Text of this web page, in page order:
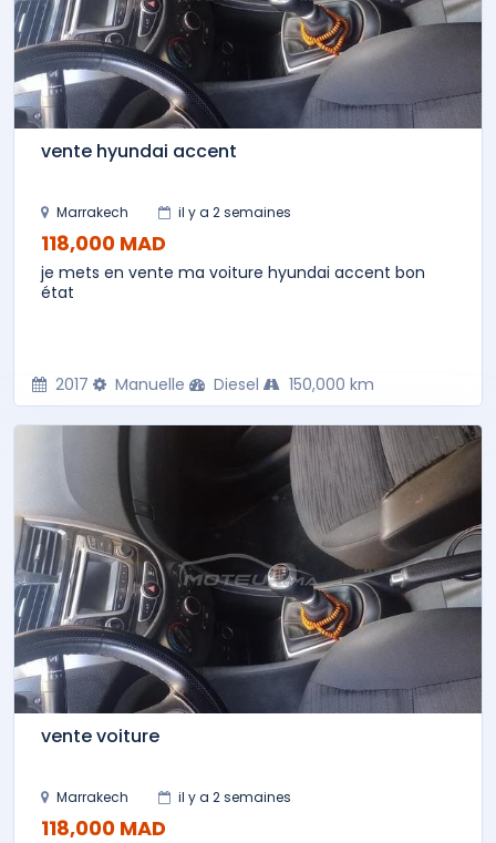
vente hyundai accent
Marrakech il y a 2 semaines
118,000 MAD
je mets en vente ma voiture hyundai accent bon
état
2017 Manuelle Diesel 150,000 km
vente voiture
Marrakech il y a 2 semaines
118,000 MAD